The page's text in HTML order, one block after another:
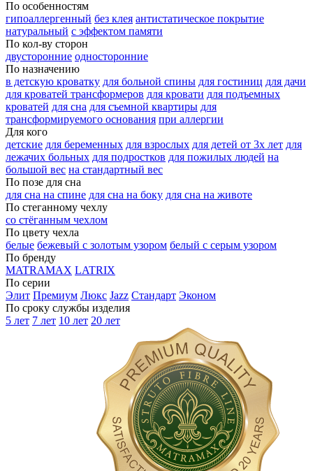
По особенностям
гипоаллергенный без клея антистатическое покрытие
натуральный с эффектом памяти
По кол-ву сторон
двусторонние односторонние
По назначению
в детскую кроватку для больной спины для гостиниц для дачи
для кроватей трансформеров для кровати для подъемных
кроватей для сна для съемной квартиры для
трансформируемого основания при аллергии
Для кого
детские для беременных для взрослых для детей от 3х лет для
лежачих больных для подростков для пожилых людей на
большой вес на стандартный вес
По позе для сна
для сна на спине для сна на боку для сна на животе
По стеганному чехлу
со стёганным чехлом
По цвету чехла
белые бежевый с золотым узором белый с серым узором
По бренду
MATRAMAX LATRIX
По серии
Элит Премиум Люкс Jazz Стандарт Эконом
По сроку службы изделия
5 лет 7 лет 10 лет 20 лет